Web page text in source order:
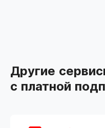
Другие
с платной